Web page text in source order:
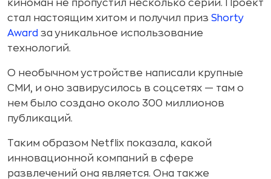
киноман не пропустил несколько серий. Проект
стал настоящим хитом и получил приз Shorty
Award за уникальное использование
технологий.
О необычном устройстве написали крупные
СМИ, и оно завирусилось в соцсетях — там о
нем было создано около 300 миллионов
публикаций.
Таким образом Netflix показала, какой
инновационной компаний в сфере
развлечений она является. Она также